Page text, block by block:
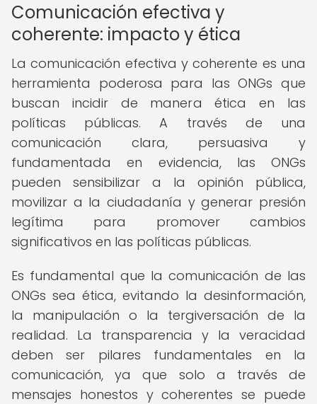
Comunicación efectiva y
coherente: impacto y ética
La comunicación efectiva y coherente es una
herramienta poderosa para las ONGs que
buscan incidir de manera ética en las
políticas públicas. A través de una
comunicación clara, persuasiva y
fundamentada en evidencia, las ONGs
pueden sensibilizar a la opinión pública,
movilizar a la ciudadanía y generar presión
legítima para promover cambios
significativos en las políticas públicas.
Es fundamental que la comunicación de las
ONGs sea ética, evitando la desinformación,
la manipulación o la tergiversación de la
realidad. La transparencia y la veracidad
deben ser pilares fundamentales en la
comunicación, ya que solo a través de
mensajes honestos y coherentes se puede